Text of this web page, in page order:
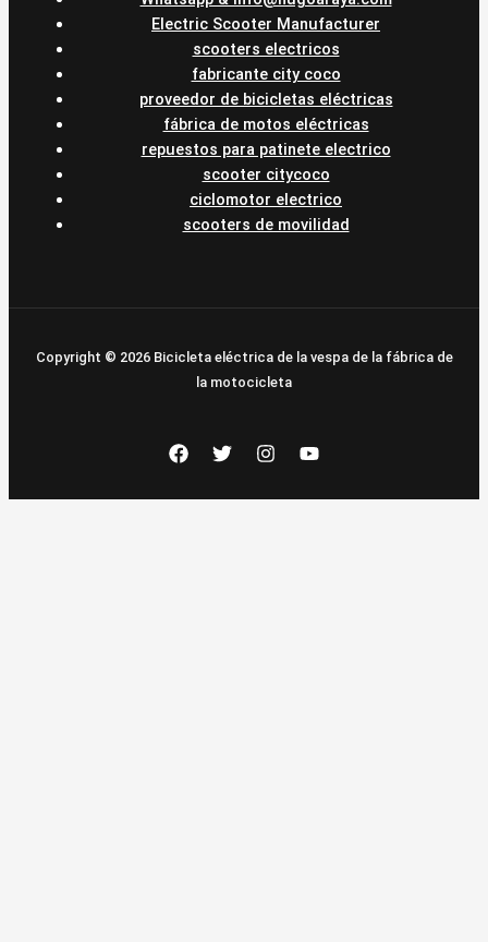
Electric Scooter Manufacturer
scooters electricos
fabricante city coco
proveedor de bicicletas eléctricas
fábrica de motos eléctricas
repuestos para patinete electrico
scooter citycoco
ciclomotor electrico
scooters de movilidad
Copyright © 2026 Bicicleta eléctrica de la vespa de la fábrica de
la motocicleta